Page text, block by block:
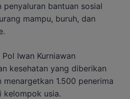
bantuan sosial
mampu, buruh, dan
Iwan Kurniawan
kesehatan yang diberikan
1.500 penerima
kelompok usia.